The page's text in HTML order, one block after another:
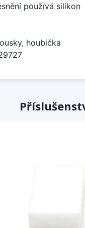
používá silikon
houbička